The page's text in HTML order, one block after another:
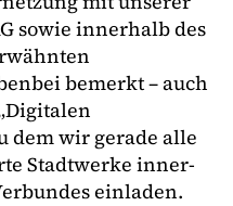
sowie innerhalb des
bemerkt – auch
dem wir gerade alle
Stadtwerke inner-
einladen.